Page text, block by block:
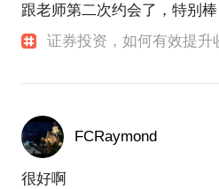
跟老师第二次约会了，特别棒
证券投资，如何有效提升
FCRaymond
很好啊